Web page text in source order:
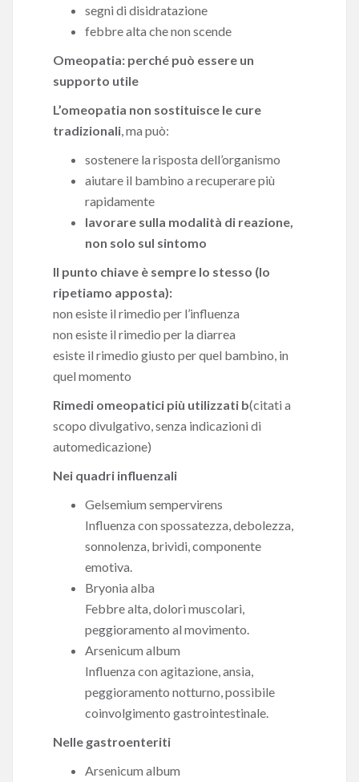
segni di disidratazione
febbre alta che non scende
Omeopatia: perché può essere un
supporto utile
L’omeopatia non sostituisce le cure
tradizionali, ma può:
sostenere la risposta dell’organismo
aiutare il bambino a recuperare più
rapidamente
lavorare sulla modalità di reazione,
non solo sul sintomo
Il punto chiave è sempre lo stesso (lo
ripetiamo apposta):
non esiste il rimedio per l’influenza
non esiste il rimedio per la diarrea
esiste il rimedio giusto per quel bambino, in
quel momento
Rimedi omeopatici più utilizzati b(citati a
scopo divulgativo, senza indicazioni di
automedicazione)
Nei quadri influenzali
Gelsemium sempervirens
Influenza con spossatezza, debolezza,
sonnolenza, brividi, componente
emotiva.
Bryonia alba
Febbre alta, dolori muscolari,
peggioramento al movimento.
Arsenicum album
Influenza con agitazione, ansia,
peggioramento notturno, possibile
coinvolgimento gastrointestinale.
Nelle gastroenteriti
Arsenicum album